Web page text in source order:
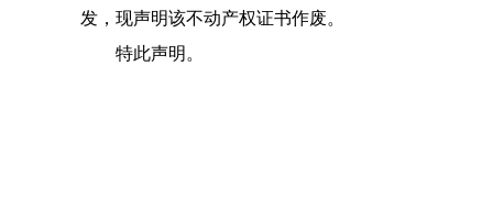
发，现声明该不动产权证书作废。
特此声明。